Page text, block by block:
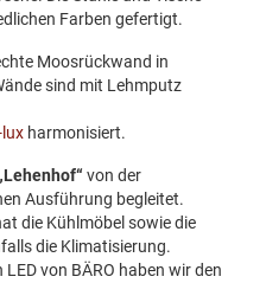
Farben gefertigt.
Moosrückwand in
sind mit Lehmputz
lux harmonisiert.
von der
Ausführung begleitet.
die Kühlmöbel sowie die
die Klimatisierung.
von BÄRO haben wir den